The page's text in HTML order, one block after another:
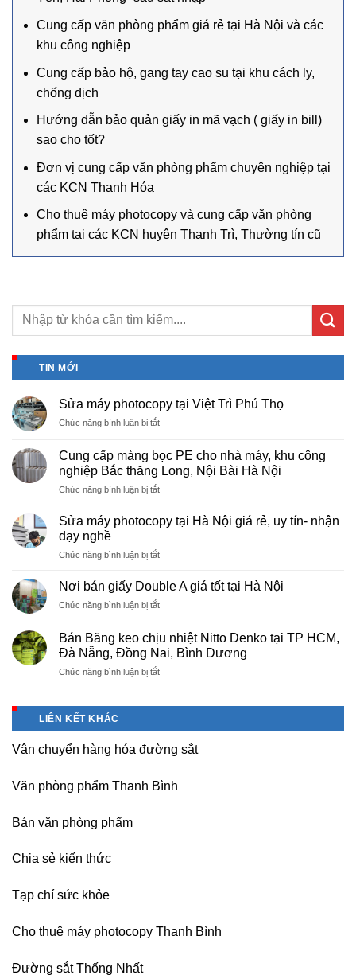
Cung cấp văn phòng phẩm giá rẻ tại Hà Nội và các
khu công nghiệp
Cung cấp bảo hộ, gang tay cao su tại khu cách ly,
chống dịch
Hướng dẫn bảo quản giấy in mã vạch ( giấy in bill)
sao cho tốt?
Đơn vị cung cấp văn phòng phẩm chuyên nghiệp tại
các KCN Thanh Hóa
Cho thuê máy photocopy và cung cấp văn phòng
phẩm tại các KCN huyện Thanh Trì, Thường tín cũ
TIN MỚI
Sửa máy photocopy tại Việt Trì Phú Thọ
Chức năng bình luận bị tắtở
photocopy
tại
Việt
Phú
Thọ
Cung cấp màng bọc PE cho nhà máy, khu công
nghiệp Bắc thăng Long, Nội Bài Hà Nội
Chức năng bình luận bị tắtở
màng
PE
nhà
khu
nghiệp
Bắc
Long,
Bài
Nội
Sửa máy photocopy tại Hà Nội giá rẻ, uy tín- nhận
dạy nghề
Chức năng bình luận bị tắtở
máy
photocopy
tại
Nội
giá
uy
nghề
Nơi bán giấy Double A giá tốt tại Hà Nội
Chức năng bình luận bị tắtở
giấy
Double
A
Bán Băng keo chịu nhiệt Nitto Denko tại TP HCM,
Đà Nẵng, Đồng Nai, Bình Dương
Chức năng bình luận bị tắtở
Nitto
tại
TP
LIÊN KẾT KHÁC
Vận chuyển hàng hóa đường sắt
Văn phòng phẩm Thanh Bình
Bán văn phòng phẩm
Chia sẻ kiến thức
Tạp chí sức khỏe
Cho thuê máy photocopy Thanh Bình
Đường sắt Thống Nhất